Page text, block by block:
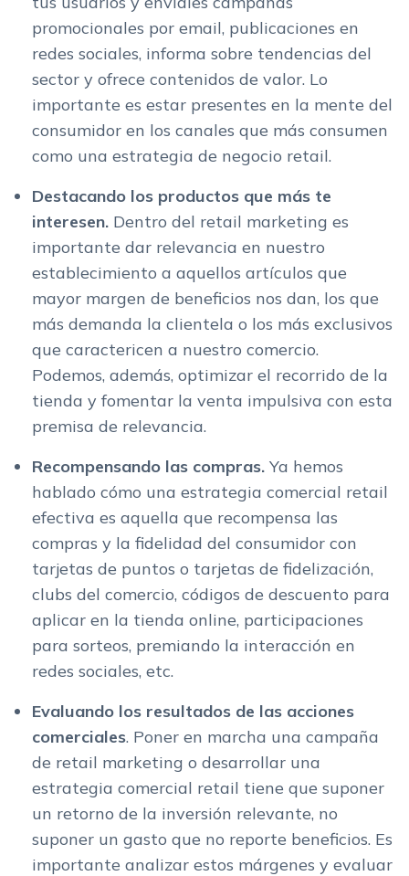
promocionales por email, publicaciones en
redes sociales, informa sobre tendencias del
sector y ofrece contenidos de valor. Lo
importante es estar presentes en la mente del
consumidor en los canales que más consumen
como una estrategia de negocio retail.
Destacando los productos que más te
interesen. Dentro del retail marketing es
importante dar relevancia en nuestro
establecimiento a aquellos artículos que
mayor margen de beneficios nos dan, los que
más demanda la clientela o los más exclusivos
que caractericen a nuestro comercio.
Podemos, además, optimizar el recorrido de la
tienda y fomentar la venta impulsiva con esta
premisa de relevancia.
Recompensando las compras. Ya hemos
hablado cómo una estrategia comercial retail
efectiva es aquella que recompensa las
compras y la fidelidad del consumidor con
tarjetas de puntos o tarjetas de fidelización,
clubs del comercio, códigos de descuento para
aplicar en la tienda online, participaciones
para sorteos, premiando la interacción en
redes sociales, etc.
Evaluando los resultados de las acciones
comerciales. Poner en marcha una campaña
de retail marketing o desarrollar una
estrategia comercial retail tiene que suponer
un retorno de la inversión relevante, no
suponer un gasto que no reporte beneficios. Es
importante analizar estos márgenes y evaluar